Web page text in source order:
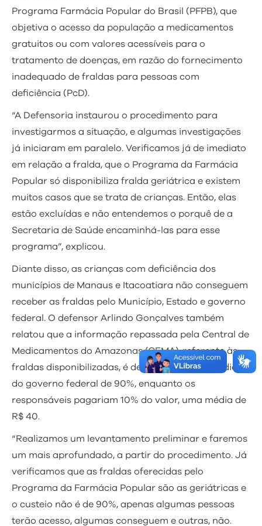
Programa Farmácia Popular do Brasil (PFPB), que
objetiva o acesso da população a medicamentos
gratuitos ou com valores acessíveis para o
tratamento de doenças, em razão do fornecimento
inadequado de fraldas para pessoas com
deficiência (PcD).
“A Defensoria instaurou o procedimento para
investigarmos a situação, e algumas investigações
já iniciaram em paralelo. Verificamos já de imediato
em relação a fralda, que o Programa da Farmácia
Popular só disponibiliza fralda geriátrica e existem
muitos casos que se trata de crianças. Então, elas
estão excluídas e não entendemos o porquê de a
Secretaria de Saúde encaminhá-las para esse
programa”, explicou.
Diante disso, as crianças com deficiência dos
municípios de Manaus e Itacoatiara não conseguem
receber as fraldas pelo Município, Estado e governo
federal. O defensor Arlindo Gonçalves também
relatou que a informação repassada pela Central de
Medicamentos do Amazonas (CEMA), referente às
fraldas disponibilizadas, é de que haveria subsídio
do governo federal de 90%, enquanto os
responsáveis pagariam 10% do valor, uma média de
R$ 40.
“Realizamos um levantamento preliminar e faremos
um mais aprofundado, a partir do procedimento. Já
verificamos que as fraldas oferecidas pelo
Programa da Farmácia Popular são as geriátricas e
o custeio não é de 90%, apenas algumas pessoas
terão acesso, algumas conseguem e outras, não.